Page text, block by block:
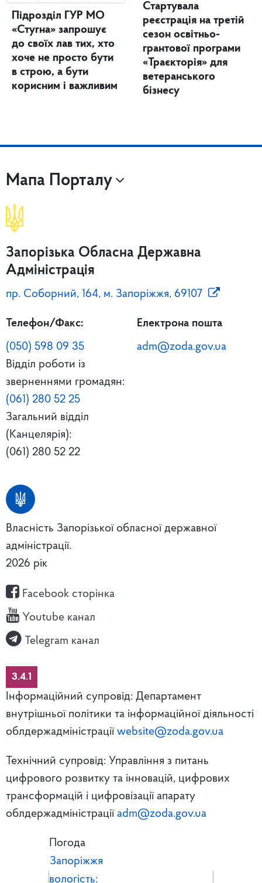
Підрозділ ГУР МО
«Стугна» запрошує
до своїх лав тих, хто
хоче не просто бути
в строю, а бути
корисним і важливим
Стартувала
реєстрація на третій
сезон освітньо-
грантової програми
«Траєкторія» для
ветеранського
бізнесу
Мапа Порталу
Запорізька Обласна Державна
Адміністрація
пр. Соборний, 164, м. Запоріжжя, 69107
Телефон/Факс:
(050) 598 09 35
Відділ роботи із
зверненнями громадян:
(061) 280 52 25
Загальний відділ
(Канцелярія):
(061) 280 52 22
Електрона пошта
adm@zoda.gov.ua
Власність Запорізької обласної державної
адміністрації.
2026 рік
Facebook сторінка
Youtube канал
Telegram канал
3.4.1
Інформаційний супровід: Департамент
внутрішньої політики та інформаційної діяльності
облдержадміністрації website@zoda.gov.ua
Технічний супровід: Управління з питань
цифрового розвитку та інновацій, цифрових
трансформацій і цифровізації апарату
облдержадміністрації adm@zoda.gov.ua
Погода
Запоріжжя
вологість: